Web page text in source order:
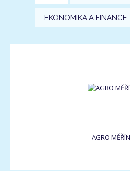
EKONOMIKA A FINANCE
AGRO MĚŘÍN